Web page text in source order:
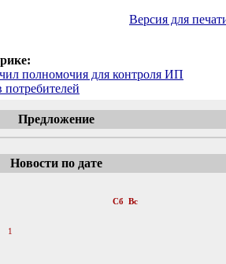
Версия для
полномочия для контроля ИП
Предложение
Новости по дате
Сб Вс
1